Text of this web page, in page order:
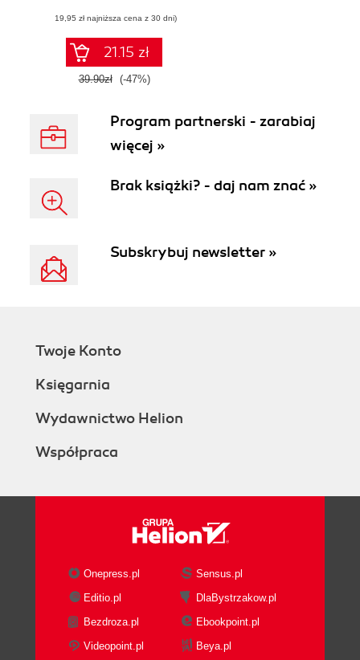
Wydanie 2
(19,95 zł najniższa cena z 30 dni)
21.15 zł
39.90zł (-47%)
Program partnerski - zarabiaj
więcej »
Brak książki? - daj nam znać »
Subskrybuj newsletter »
Twoje Konto
Księgarnia
Wydawnictwo Helion
Współpraca
Onepress.pl
Sensus.pl
Editio.pl
DlaBystrzakow.pl
Bezdroza.pl
Ebookpoint.pl
Videopoint.pl
Beya.pl